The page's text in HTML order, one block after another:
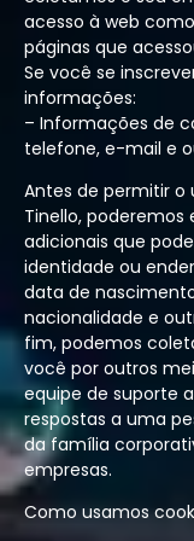
acesso à web
páginas que
Se você se
informações:
– Informações de
telefone, e-mail e
Antes de permitir o
Tinello,
adicionais que
identidade ou
data de
nacionalidade e
fim, podemos
você por outros
equipe de suporte
respostas a uma
da família
empresas.
Como usamos